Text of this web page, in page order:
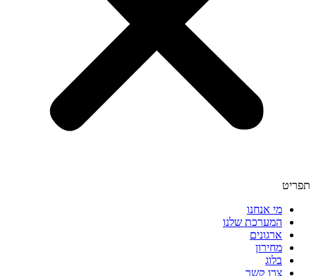
תפריט
מי אנחנו
המערכת שלנו
ארגונים
מחירון
בלוג
צרו קשר